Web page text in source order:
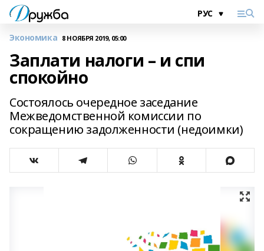
Экономика 8 НОЯБРЯ 2019, 05:00
Заплати налоги – и спи
спокойно
Состоялось очередное заседание
Межведомственной комиссии по
сокращению задолженности (недоимки)